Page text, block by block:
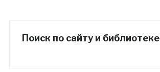
Поиск по сайту и библиотеке